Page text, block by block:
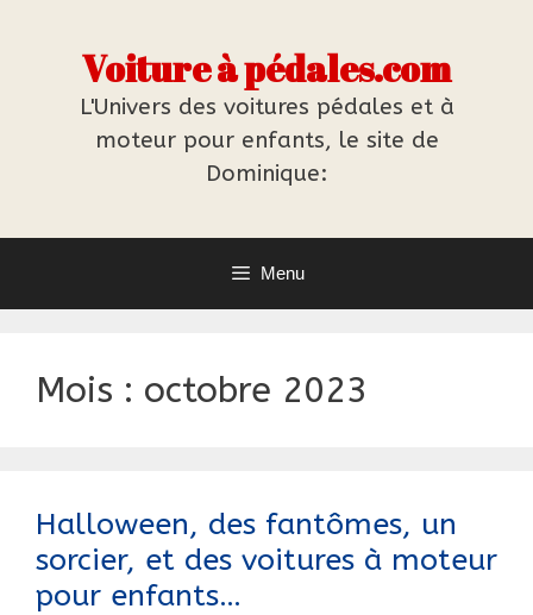
Voiture à pédales.com
L'Univers des voitures pédales et à
moteur pour enfants, le site de
Dominique:
Menu
Mois : octobre 2023
Halloween, des fantômes, un
sorcier, et des voitures à moteur
pour enfants…